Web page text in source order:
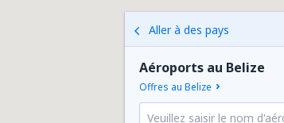
Aller à des pays
Aéroports au Belize
Offres au Belize